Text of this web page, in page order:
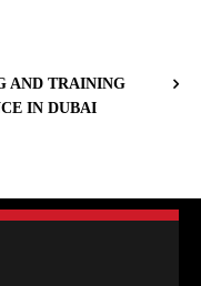
AND TRAINING
IN DUBAI